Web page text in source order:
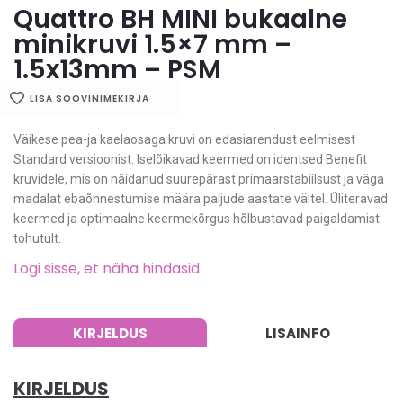
Quattro BH MINI bukaalne
minikruvi 1.5×7 mm –
1.5x13mm – PSM
LISA SOOVINIMEKIRJA
Väikese pea-ja kaelaosaga kruvi on edasiarendust eelmisest
Standard versioonist. Iselõikavad keermed on identsed Benefit
kruvidele, mis on näidanud suurepärast primaarstabiilsust ja väga
madalat ebaõnnestumise määra paljude aastate vältel. Üliteravad
keermed ja optimaalne keermekõrgus hõlbustavad paigaldamist
tohutult.
Logi sisse, et näha hindasid
KIRJELDUS LISAINFO
KIRJELDUS